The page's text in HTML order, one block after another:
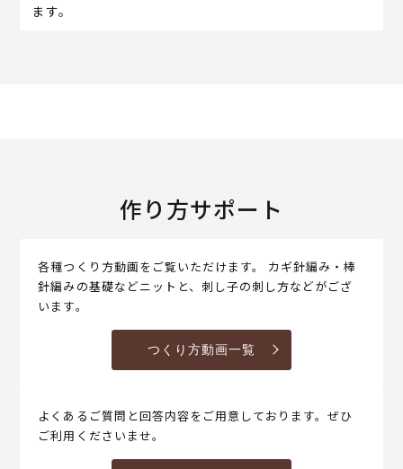
ます。
作り方サポート
各種つくり方動画をご覧いただけます。 カギ針編み・棒
針編みの基礎などニットと、刺し子の刺し方などがござ
います。
つくり方動画一覧
よくあるご質問と回答内容をご用意しております。ぜひ
ご利用くださいませ。